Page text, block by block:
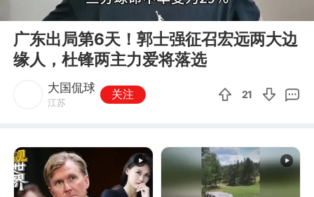
03:17
广东出局第6天！郭士强征召宏远两大边
缘人，杜锋两主力爱将落选
大国侃球
江苏
关注 21